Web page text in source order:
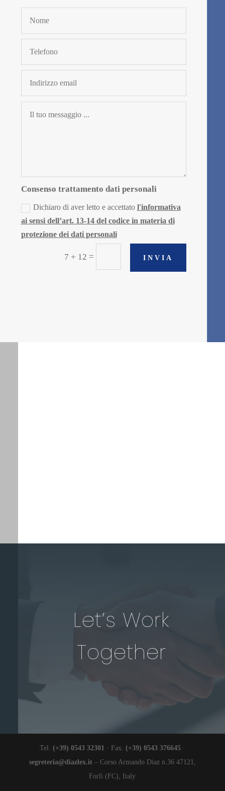
Consenso trattamento dati personali
Dichiaro di aver letto e accettato l'informativa
ai sensi dell’art. 13-14 del codice in materia di
protezione dei dati personali
7 + 12 = INVIA
Let’s Work
Together
Tel. (+39) 0543 32301 · Fax. (+39) 0543 376645·
segreteria@diazlex.it – Corso Armando Diaz n.36 47121,
Forlì (FC), Italy